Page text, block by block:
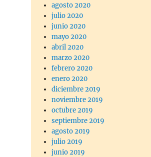
agosto 2020
julio 2020
junio 2020
mayo 2020
abril 2020
marzo 2020
febrero 2020
enero 2020
diciembre 2019
noviembre 2019
octubre 2019
septiembre 2019
agosto 2019
julio 2019
junio 2019